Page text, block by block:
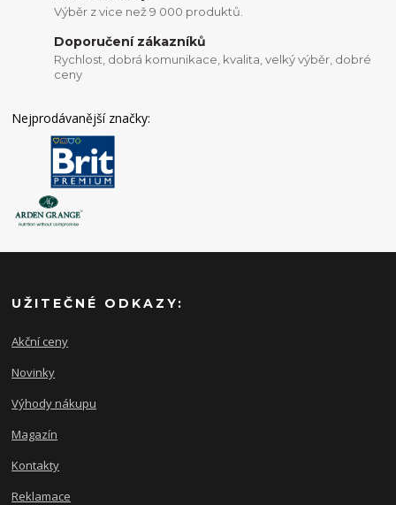
Výběr z vice než 9 000 produktů.
Doporučení zákazníků
Rychlost, dobrá komunikace, kvalita, velký výběr, dobré
ceny
Nejprodávanější značky:
UŽITEČNÉ ODKAZY:
Akční ceny
Novinky
Výhody nákupu
Magazín
Kontakty
Reklamace